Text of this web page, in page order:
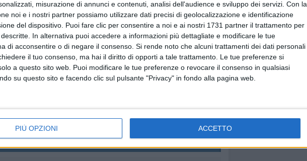
misurazione di annunci e contenuti, analisi dell'audience e sviluppo dei servizi. Con la
noi e i nostri partner possiamo utilizzare dati precisi di geolocalizzazione e identificazione
del dispositivo. Puoi fare clic per consentire a noi e ai nostri 1731 partner il trattamento per
In alternativa puoi accedere a informazioni più dettagliate e modificare le tue
di acconsentire o di negare il consenso. Si rende noto che alcuni trattamenti dei dati personali
il tuo consenso, ma hai il diritto di opporti a tale trattamento. Le tue preferenze si
a questo sito web. Puoi modificare le tue preferenze o revocare il consenso in qualsiasi
su questo sito e facendo clic sul pulsante "Privacy" in fondo alla pagina web.
PIÙ OPZIONI ACCETTO
- 2,63%
Elettorali, Contabilità e Contratti
pagina "Amministrative" sono disponibili tutti i dati